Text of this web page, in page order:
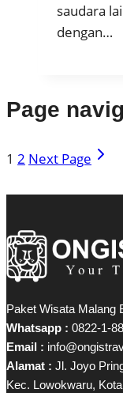
saudara
dengan…
Page
1 2 Next Page
Paket Wisata Malang
Whatsapp : 0822-1-
Email :
Alamat : Jl. Joyo
Kec. Lowokwaru,